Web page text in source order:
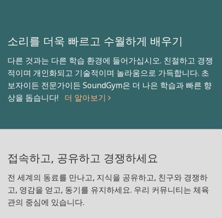
소리를 더욱 빠르고 수월하게 배우기
다른 것과는 다른 학습 환경에 들어가십시오. 친절하고 경쟁
적이며 개인화되고 기술적이며 놀라움으로 가득합니다. 초
보자이든 전문가이든 SoundGym은 더 나은 학습과 빠른 향
상을 돕습니다! 더 알아보기
접속하고, 공유하고 경쟁하세요
전 세계의 동료를 만나고, 지식을 공유하고, 친구와 경쟁하
고, 영감을 얻고, 동기를 유지하세요. 우리 커뮤니티는 체육
관의 중심에 있습니다.